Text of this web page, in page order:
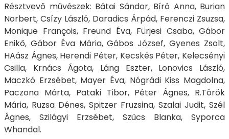
Résztvevő művészek: Bátai Sándor, Bíró Anna, Burian
Norbert, Csízy László, Daradics Árpád, Ferenczi Zsuzsa,
Monique François, Freund Éva, Fürjesi Csaba, Gábor
Enikő, Gábor Éva Mária, Gábos József, Gyenes Zsolt,
HAász Ágnes, Herendi Péter, Kecskés Péter, Kelecsényi
Csilla, Krnács Ágota, Láng Eszter, Lonovics László,
Maczkó Erzsébet, Mayer Éva, Nógrádi Kiss Magdolna,
Paczona Márta, Pataki Tibor, Péter Ágnes, R.Török
Mária, Ruzsa Dénes, Spitzer Fruzsina, Szalai Judit, Szél
Ágnes, Szilágyi Erzsébet, Szűcs Blanka, Syporca
Whandal.